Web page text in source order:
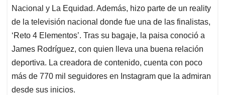
Nacional y La Equidad. Además, hizo parte de un reality
de la televisión nacional donde fue una de las finalistas,
‘Reto 4 Elementos’. Tras su bagaje, la paisa conoció a
James Rodríguez, con quien lleva una buena relación
deportiva. La creadora de contenido, cuenta con poco
más de 770 mil seguidores en Instagram que la admiran
desde sus inicios.